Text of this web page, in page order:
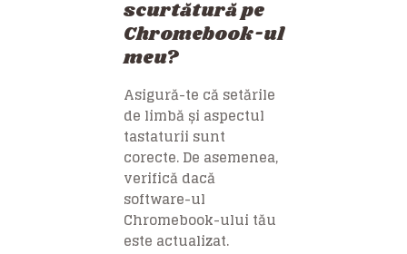
scurtătură pe
Chromebook-ul
meu?
Asigură-te că setările
de limbă și aspectul
tastaturii sunt
corecte. De asemenea,
verifică dacă
software-ul
Chromebook-ului tău
este actualizat.